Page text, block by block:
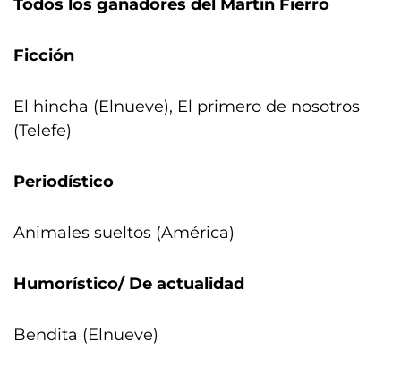
Todos los ganadores del Martín Fierro
Ficción
El hincha (Elnueve), El primero de nosotros
(Telefe)
Periodístico
Animales sueltos (América)
Humorístico/ De actualidad
Bendita (Elnueve)